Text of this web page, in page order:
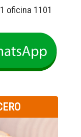
oficina 1101